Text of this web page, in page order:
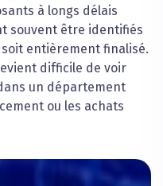
à longs délais
souvent être identifiés
entièrement finalisé.
difficile de voir
un département
ou les achats